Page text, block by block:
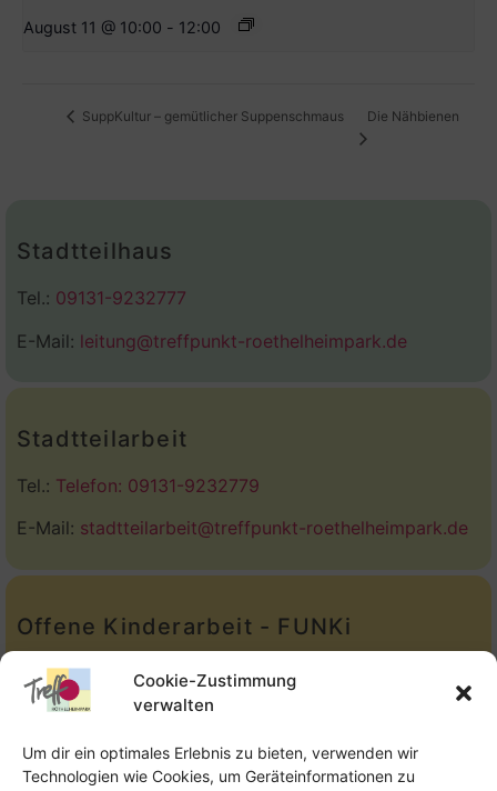
Cookie-Zustimmung
verwalten
Um dir ein optimales Erlebnis zu bieten, verwenden wir
Technologien wie Cookies, um Geräteinformationen zu
August 11 @ 10:00 - 12:00
SuppKultur – gemütlicher Suppenschmaus Die Nähbienen
Stadtteilhaus
Tel.: 09131-9232777
E-Mail: leitung@treffpunkt-roethelheimpark.de
Stadtteilarbeit
Tel.: Telefon: 09131-9232779
E-Mail: stadtteilarbeit@treffpunkt-roethelheimpark.de
Offene Kinderarbeit - FUNKi
Tel.:Telefon: 09131-610749
E-Mail:oka@treffpunkt-roethelheimpark.de